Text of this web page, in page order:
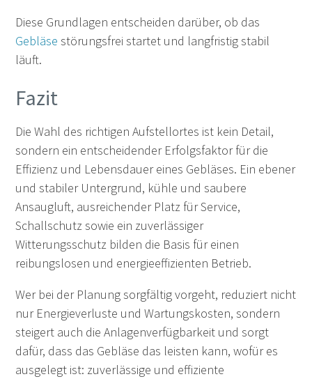
Diese Grundlagen entscheiden darüber, ob das
Gebläse störungsfrei startet und langfristig stabil
läuft.
Fazit
Die Wahl des richtigen Aufstellortes ist kein Detail,
sondern ein entscheidender Erfolgsfaktor für die
Effizienz und Lebensdauer eines Gebläses. Ein ebener
und stabiler Untergrund, kühle und saubere
Ansaugluft, ausreichender Platz für Service,
Schallschutz sowie ein zuverlässiger
Witterungsschutz bilden die Basis für einen
reibungslosen und energieeffizienten Betrieb.
Wer bei der Planung sorgfältig vorgeht, reduziert nicht
nur Energieverluste und Wartungskosten, sondern
steigert auch die Anlagenverfügbarkeit und sorgt
dafür, dass das Gebläse das leisten kann, wofür es
ausgelegt ist: zuverlässige und effiziente